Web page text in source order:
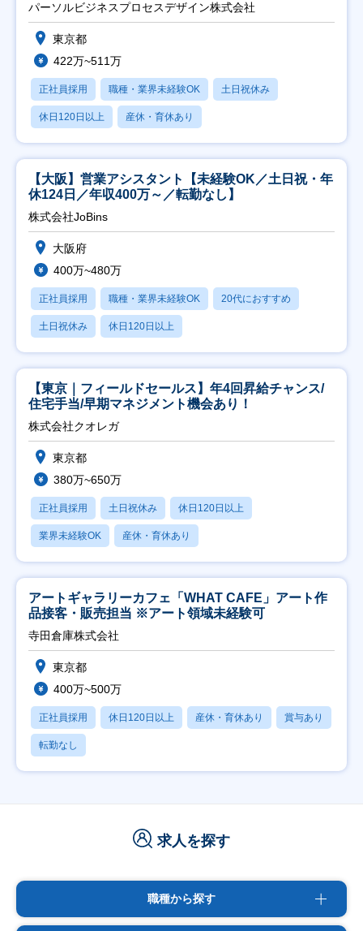
パーソルビジネスプロセスデザイン株式会社
東京都
422万~511万
正社員採用 職種・業界未経験OK 土日祝休み
休日120日以上 産休・育休あり
【大阪】営業アシスタント【未経験OK／土日祝・年
休124日／年収400万～／転勤なし】
株式会社JoBins
大阪府
400万~480万
正社員採用 職種・業界未経験OK 20代におすすめ
土日祝休み 休日120日以上
【東京｜フィールドセールス】年4回昇給チャンス/
住宅手当/早期マネジメント機会あり！
株式会社クオレガ
東京都
380万~650万
正社員採用 土日祝休み 休日120日以上
業界未経験OK 産休・育休あり
アートギャラリーカフェ「WHAT CAFE」アート作
品接客・販売担当 ※アート領域未経験可
寺田倉庫株式会社
東京都
400万~500万
正社員採用 休日120日以上 産休・育休あり 賞与あり
転勤なし
求人を探す
職種から探す